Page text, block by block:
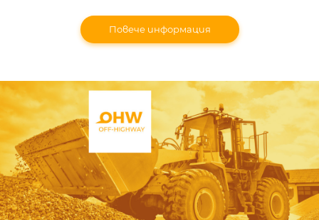
Повече информация